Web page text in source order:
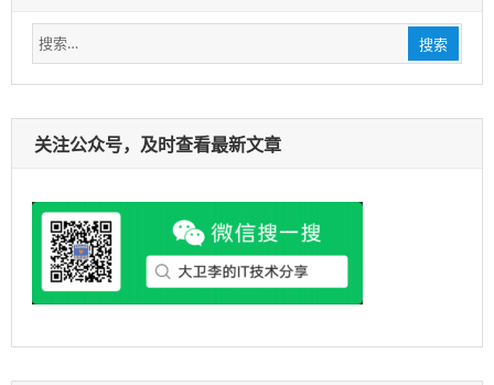
搜
索：
搜索
关注公众号，及时查看最新文章